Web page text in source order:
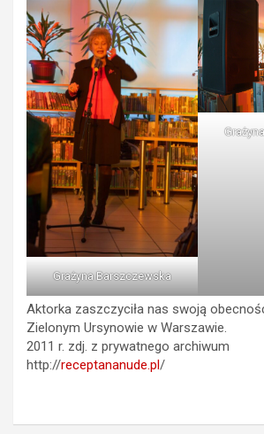
Grażyna Barszczewska
Aktorka zaszczyciła nas swoją
Zielonym Ursynowie w Warszawie.
2011 r. zdj. z prywatnego archiwum
http://receptananude.pl/